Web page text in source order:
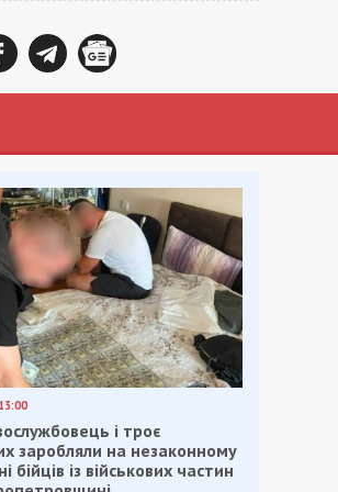
і троє
заробляли на незаконному
бійців із військових частин